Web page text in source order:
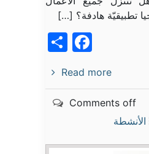
تطبيقيّة هادفة؟ […]
Read more
Comments off
الأنشطة